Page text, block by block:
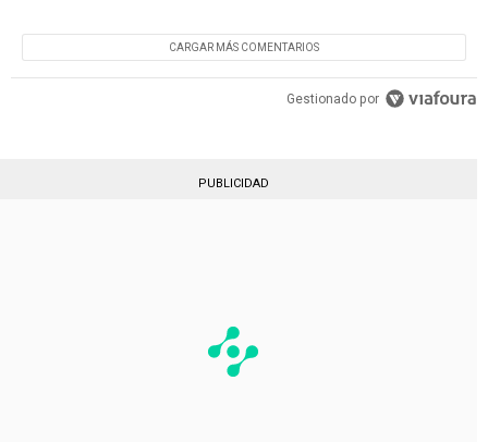
CARGAR MÁS COMENTARIOS
Gestionado por
PUBLICIDAD